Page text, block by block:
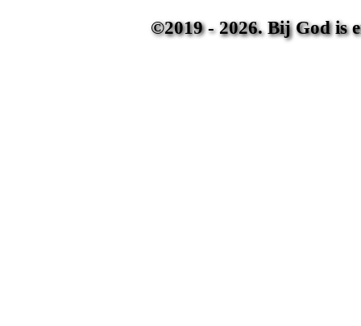
©2019 - 2026. Bij God is